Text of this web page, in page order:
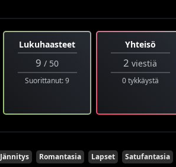
Lukuhaasteet
9 / 50
Suorittanut: 9
Yhteisö
2 viestiä
0 tykkäystä
Jännitys Romantasia Lapset Satufantasia